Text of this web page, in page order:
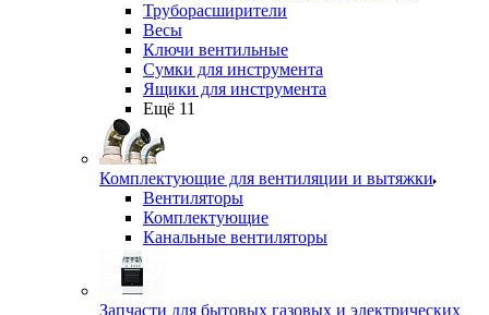
Труборасширители
Весы
Ключи вентильные
Сумки для инструмента
Ящики для инструмента
Ещё 11
Комплектующие для вентиляции и вытяжки
Вентиляторы
Комплектующие
Канальные вентиляторы
Запчасти для бытовых газовых и электрических